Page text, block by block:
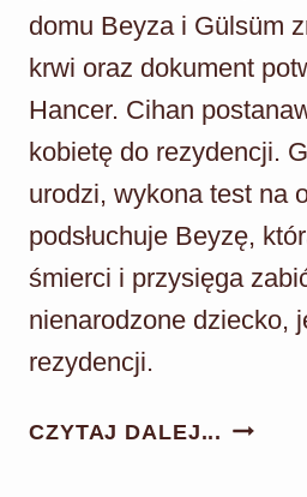
domu Beyza i Gülsüm
krwi oraz dokument
Hancer. Cihan
kobietę do rezydencji.
urodzi, wykona test na
podsłuchuje Beyzę,
śmierci i przysięga
nienarodzone dziecko,
rezydencji.
CZYTAJ DALEJ... PANNA